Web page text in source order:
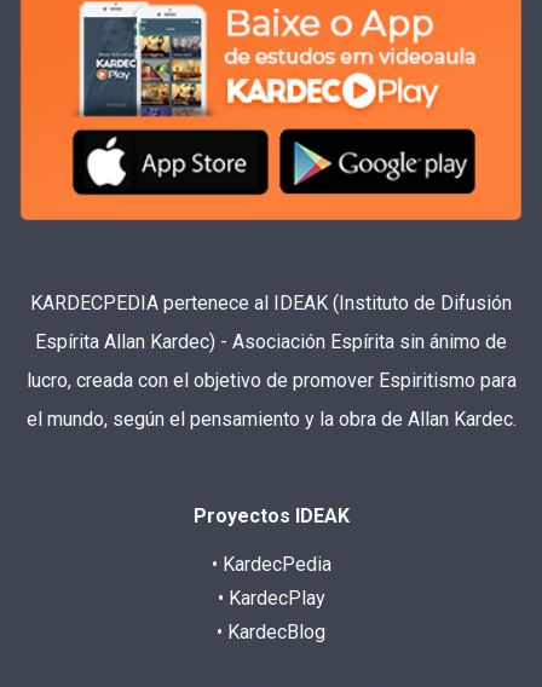
KARDECPEDIA pertenece al IDEAK (Instituto de Difusión
Espírita Allan Kardec) - Asociación Espírita sin ánimo de
lucro, creada con el objetivo de promover Espiritismo para
el mundo, según el pensamiento y la obra de Allan Kardec.
Proyectos IDEAK
• KardecPedia
• KardecPlay
• KardecBlog